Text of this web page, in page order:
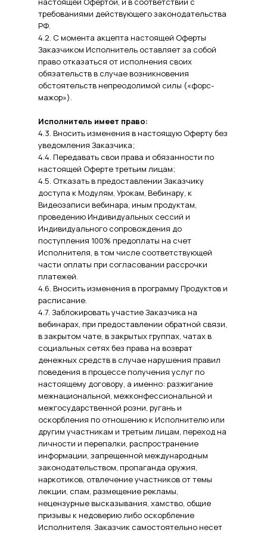
требованиями действующего законодательства
РФ.
4.2. С момента акцепта настоящей Оферты
Заказчиком Исполнитель оставляет за собой
право отказаться от исполнения своих
обязательств в случае возникновения
обстоятельств непреодолимой силы («форс-
мажор»).
Исполнитель имеет право:
4.3. Вносить изменения в настоящую Оферту без
уведомления Заказчика;
4.4. Передавать свои права и обязанности по
настоящей Оферте третьим лицам;
4.5. Отказать в предоставлении Заказчику
доступа к Модулям, Урокам, Вебинару, к
Видеозаписи вебинара, иным продуктам,
проведению Индивидуальных сессий и
Индивидуального сопровождения до
поступления 100% предоплаты на счет
Исполнителя, в том числе соответствующей
части оплаты при согласовании рассрочки
платежей.
4.6. Вносить изменения в программу Продуктов и
расписание.
4.7. Заблокировать участие Заказчика на
вебинарах, при предоставлении обратной связи,
в закрытом чате, в закрытых группах, чатах в
социальных сетях без права на возврат
денежных средств в случае нарушения правил
поведения в процессе получения услуг по
настоящему договору, а именно: разжигание
межнациональной, межконфессиональной и
межгосударственной розни, ругань и
оскорбления по отношению к Исполнителю или
другим участникам и третьим лицам, переход на
личности и перепалки, распространение
информации, запрещенной международным
законодательством, пропаганда оружия,
наркотиков, отвлечение участников от темы
лекции, спам, размещение рекламы,
нецензурные высказывания, хамство, общие
призывы к недоверию либо оскорбление
Исполнителя. Заказчик самостоятельно несет